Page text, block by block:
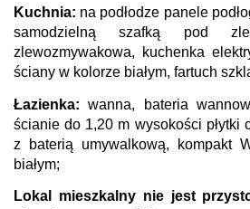
Kuchnia: na podłodze panele
samodzielną szafką pod
zlewozmywakowa, kuchenka
ściany w kolorze białym, fartuch
Łazienka: wanna, bateria
ścianie do 1,20 m wysokości płytki
z baterią umywalkową, kompakt
białym;
Lokal mieszkalny nie jest